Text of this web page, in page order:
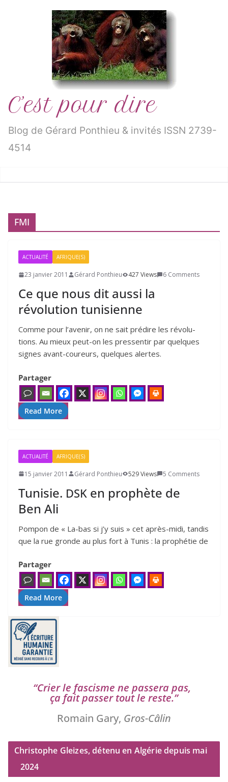
C’est pour dire
Blog de Gérard Ponthieu & invités ISSN 2739-
4514
FMI
ACTUALITÉ AFRIQUE(S)
23 janvier 2011 Gérard Ponthieu 427 Views 6 Comments
Ce que nous dit aussi la
révolution tunisienne
Comme pour l’avenir, on ne sait pré­dire les révo­lu­
tions. Au mieux peut-on les pres­sen­tir par quelques
signes avant-cou­reurs, quelques alertes.
Partager
Read More
ACTUALITÉ AFRIQUE(S)
15 janvier 2011 Gérard Ponthieu 529 Views 5 Comments
Tunisie. DSK en prophète de
Ben Ali
Pompon de « La-bas si j’y suis » cet après-midi, tan­dis
que la rue gronde au plus fort à Tunis : la pro­phé­tie de
Partager
Read More
“Crier le fas­cisme ne pas­se­ra pas,
ça fait pas­ser tout le reste.”
Romain Gary, Gros-Câlin
Christophe Gleizes, détenu en Algérie depuis mai
2024